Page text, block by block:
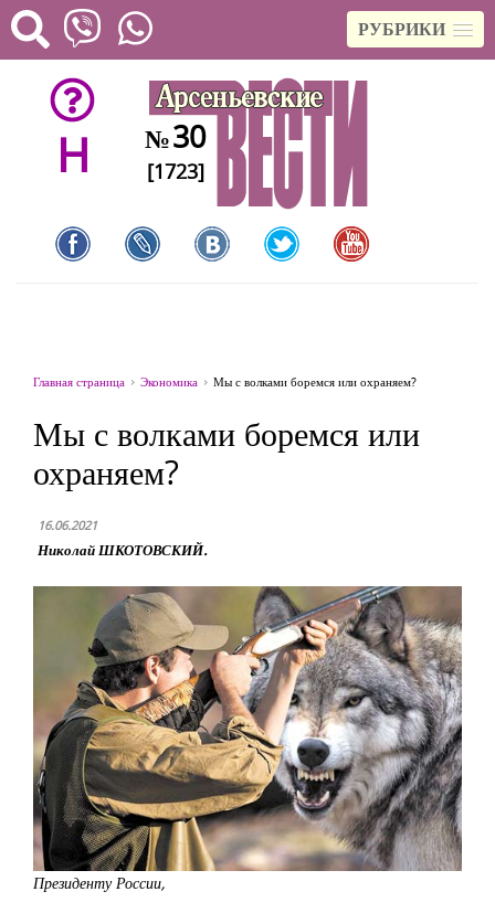
РУБРИКИ
H №30
[1723]
Главная страница Экономика Мы с волками боремся или охраняем?
Мы с волками боремся или
охраняем?
16.06.2021
Николай ШКОТОВСКИЙ.
Президенту России,